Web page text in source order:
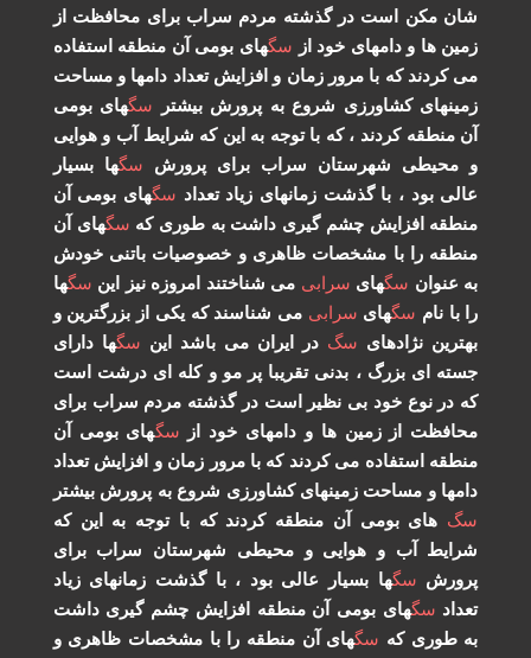
مکن است در گذشته مردم سراب برای محافظت از
ها و دامهای خود ازسگهای بومی آن منطقه استفاده
کردند که با مرور زمان و افزایش تعداد دامها و مساحت
کشاورزی شروع به پرورش بیشترسگهای بومی
منطقه کردند ، که با توجه به این که شرایط آب و هوایی
محیطی شهرستان سراب برای پرورش سگها بسیار
بود ، با گذشت زمانهای زیاد تعدادسگهای بومی آن
افزایش چشم گیری داشت به طوری کهسگهای آن
را با مشخصات ظاهری و خصوصیات باتنی خودش
عنوانسگهای سرابیمی شناختند امروزه نیز اینسگها
سگهای سرابیمی شناسند که یکی از بزرگترین و
نژادهایسگدر ایران می باشد اینسگ ها دارای
ای بزرگ ، بدنی تقریبا پر مو و کله ای درشت است
در نوع خود بی نظیر است در گذشته مردم سراب برای
از زمین ها و دامهای خود از سگهای بومی آن
استفاده می کردند که با مرور زمان و افزایش تعداد
و مساحت زمینهای کشاورزی شروع به پرورش بیشتر
های بومی آن منطقه کردند که با توجه به این که
آب و هوایی و محیطی شهرستان سراب برای
سگها بسیار عالی بود ، با گذشت زمانهای زیاد
سگهای بومی آن منطقه افزایش چشم گیری داشت
طوری کهسگهای آن منطقه را با مشخصات ظاهری و